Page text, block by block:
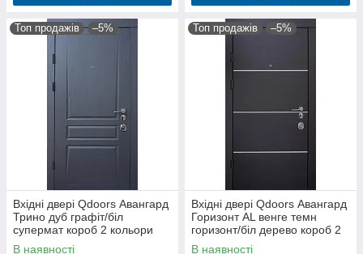
Топ продажів –5%
Вхідні двері Qdoors Авангард
Трино дуб графіт/біл
супермат короб 2 кольори
В наявності
Топ продажів –5%
Вхідні двері Qdoors Авангард
Горизонт AL венге темн
горизонт/біл дерево короб 2
кольори
В наявності